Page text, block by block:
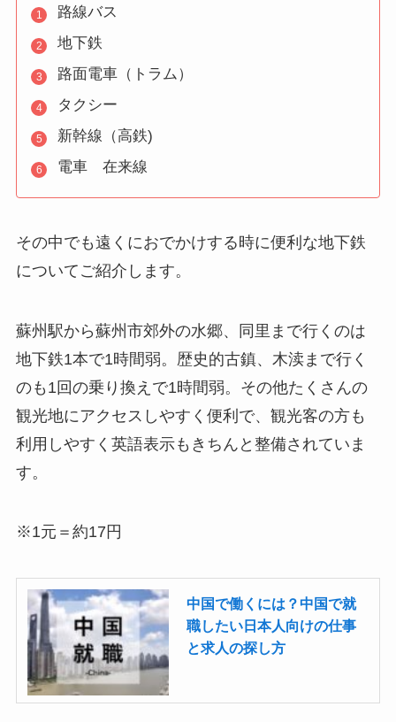
路線バス
地下鉄
路面電車（トラム）
タクシー
新幹線（高鉄)
電車 在来線
その中でも遠くにおでかけする時に便利な地下鉄
についてご紹介します。
蘇州駅から蘇州市郊外の水郷、同里まで行くのは
地下鉄1本で1時間弱。歴史的古鎮、木渎まで行く
のも1回の乗り換えで1時間弱。その他たくさんの
観光地にアクセスしやすく便利で、観光客の方も
利用しやすく英語表示もきちんと整備されていま
す。
※1元＝約17円
中国で働くには？中国で就
職したい日本人向けの仕事
と求人の探し方